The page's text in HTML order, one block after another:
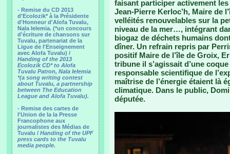
- Remise du CD 2013
d'Ecolozik* à la Présidente
d'Honneur d'Alofa Tuvalu,
Nala Ielemia. (*un concours
d'écriture de chansons sur
Tuvalu, partenariat de la
Ligue de l'Enseignement
avec Alofa Tuvalu) /
Handing of the 2013
Ecolozik CD* to Alofa
Tuvalu Patron, Nala Ielemia
*(a song writing contest
about Tuvalu, a partnership
between The Education
League and Alofa Tuvalu).
- Remise des cartes de
l'Union de la la Presse
Francophone aux
journalistes des Médias de
Tuvalu / Handing of the UPF
press cards to the Tuvalu
media people.
faisant participer activement
Jean-Pierre Kerloc’h, Maire de
velléités renouvelables sur la
niveau de la mer…, intégrant
biogaz de déchets humains
dîner. Un refrain repris par
positif Maire de l’île de Groix,
tribune il s’agissait d’une
responsable scientifique de
maîtrise de l’énergie étaient là
climatique. Dans le public,
députée.